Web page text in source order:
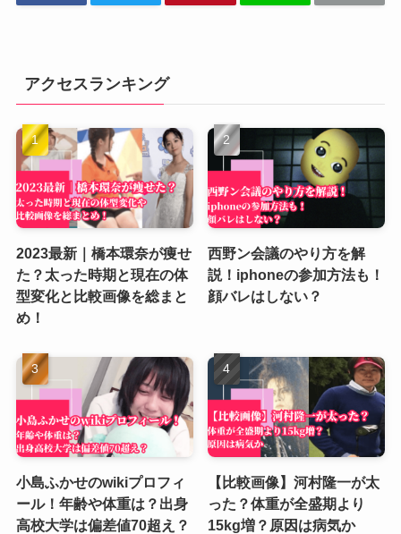
アクセスランキング
2023最新｜橋本環奈が痩せ
た？太った時期と現在の体
型変化と比較画像を総まと
め！
西野ン会議のやり方を解
説！iphoneの参加方法も！
顔バレはしない？
小島ふかせのwikiプロフィ
ール！年齢や体重は？出身
高校大学は偏差値70超え？
【比較画像】河村隆一が太
った？体重が全盛期より
15kg増？原因は病気か